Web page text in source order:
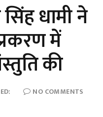
धामी ने
में
की
NO COMMENTS